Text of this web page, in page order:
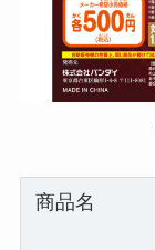
商品名